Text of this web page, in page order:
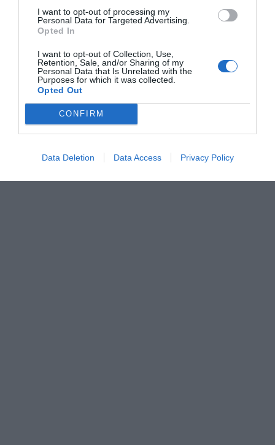
I want to opt-out of processing my
Personal Data for Targeted Advertising.
Opted In
I want to opt-out of Collection, Use,
Retention, Sale, and/or Sharing of my
Personal Data that Is Unrelated with the
Purposes for which it was collected.
Opted Out
CONFIRM
Data Deletion Data Access Privacy Policy
Una de las principales novedades de esta edición es la
incorporación por primera vez de los sectores de
estratégicas. También tendrán prioridad proyectos
vinculados a la industria aeroespacial, los
semiconductores, el hidrógeno verde o la
construcción industrializada.